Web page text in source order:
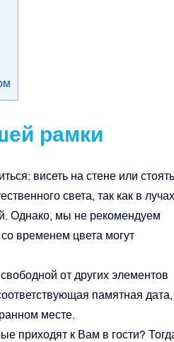
рамки
висеть на стене или стоять
света, так как в лучах
Однако, мы не рекомендуем
временем цвета могут
от других элементов
памятная дата,
месте.
приходят к Вам в гости?